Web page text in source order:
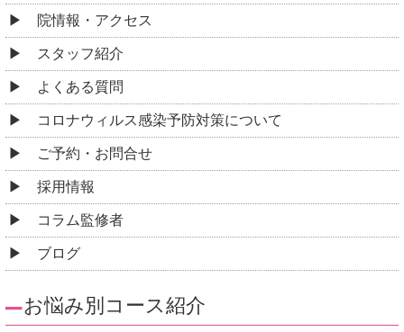
院情報・アクセス
スタッフ紹介
よくある質問
コロナウィルス感染予防対策について
ご予約・お問合せ
採用情報
コラム監修者
ブログ
お悩み別コース紹介